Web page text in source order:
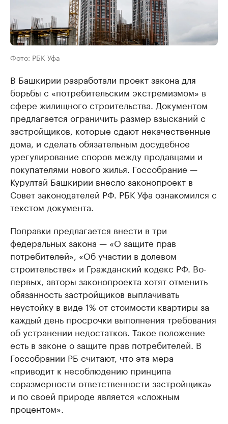
Фото: РБК Уфа
В Башкирии разработали проект закона для
борьбы с «потребительским экстремизмом» в
сфере жилищного строительства. Документом
предлагается ограничить размер взысканий с
застройщиков, которые сдают некачественные
дома, и сделать обязательным досудебное
урегулирование споров между продавцами и
покупателями нового жилья. Госсобрание —
Курултай Башкирии внесло законопроект в
Совет законодателей РФ. РБК Уфа ознакомился с
текстом документа.
Поправки предлагается внести в три
федеральных закона — «О защите прав
потребителей», «Об участии в долевом
строительстве» и Гражданский кодекс РФ. Во-
первых, авторы законопроекта хотят отменить
обязанность застройщиков выплачивать
неустойку в виде 1% от стоимости квартиры за
каждый день просрочки выполнения требования
об устранении недостатков. Такое положение
есть в законе о защите прав потребителей. В
Госсобрании РБ считают, что эта мера
«приводит к несоблюдению принципа
соразмерности ответственности застройщика»
и по своей природе является «сложным
процентом».